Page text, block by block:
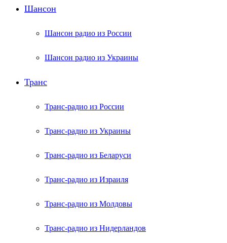
Шансон
Шансон радио из России
Шансон радио из Украины
Транс
Транс-радио из России
Транс-радио из Украины
Транс-радио из Беларуси
Транс-радио из Израиля
Транс-радио из Молдовы
Транс-радио из Нидерландов